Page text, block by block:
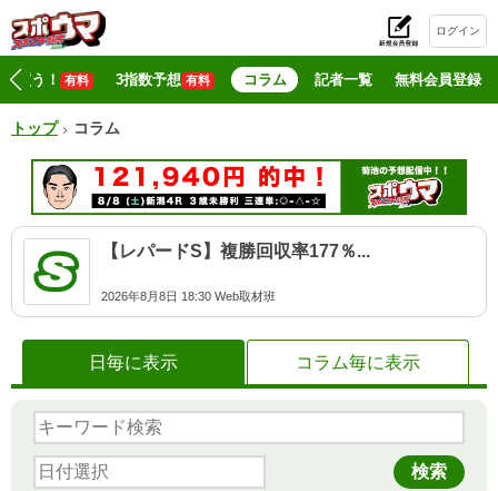
ログイン
買う！ 有料 3指数予想 有料 コラム 記者一覧 無料会員登録
トップ コラム
【レパードS】複勝回収率177％...
2026年8月8日 18:30 Web取材班
日毎に表示 コラム毎に表示
検索